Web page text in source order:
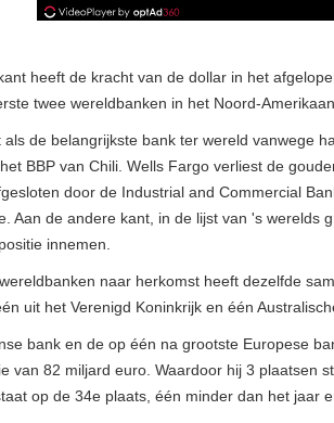
heeft de kracht van de dollar in het
twee wereldbanken in het Noord-
als de belangrijkste bank ter wereld vanwege
BBP van Chili. Wells Fargo verliest de
door de Industrial and Commercial
Aan de andere kant, in de lijst van 's werelds
innemen.
naar herkomst heeft dezelfde
uit het Verenigd Koninkrijk en één
bank en de op één na grootste Europese
van 82 miljard euro. Waardoor hij 3 plaatsen
op de 34e plaats, één minder dan het jaar